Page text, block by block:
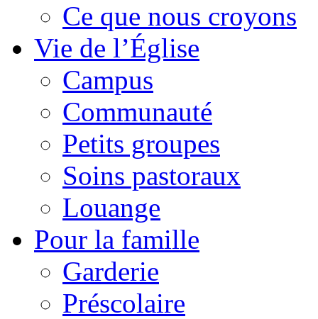
Ce que nous croyons
Vie de l’Église
Campus
Communauté
Petits groupes
Soins pastoraux
Louange
Pour la famille
Garderie
Préscolaire